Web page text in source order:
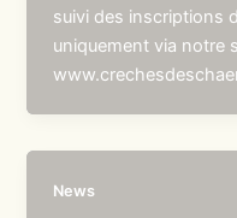
suivi des inscriptions
uniquement via notre
News